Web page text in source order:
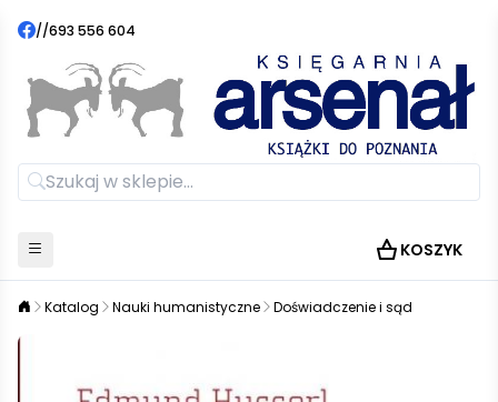
//693 556 604
KOSZYK
Katalog Nauki humanistyczne Doświadczenie i sąd